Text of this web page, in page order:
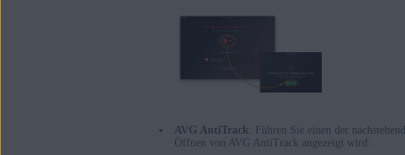
AVG AntiTrack : Führen Sie einen der
Öffnen von AVG AntiTrack angezeigt wird: